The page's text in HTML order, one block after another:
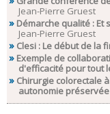
Jean-Pierre Gruest
Démarche qualité : Et
Jean-Pierre Gruest
Clesi : Le début de la
Exemple de
d'efficacité pour tout
Chirurgie colorectale
autonomie préservée